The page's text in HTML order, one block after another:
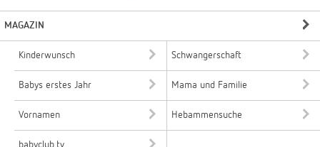
MAGAZIN
Kinderwunsch Schwangerschaft
Babys erstes Jahr Mama und Familie
Vornamen Hebammensuche
babyclub.tv